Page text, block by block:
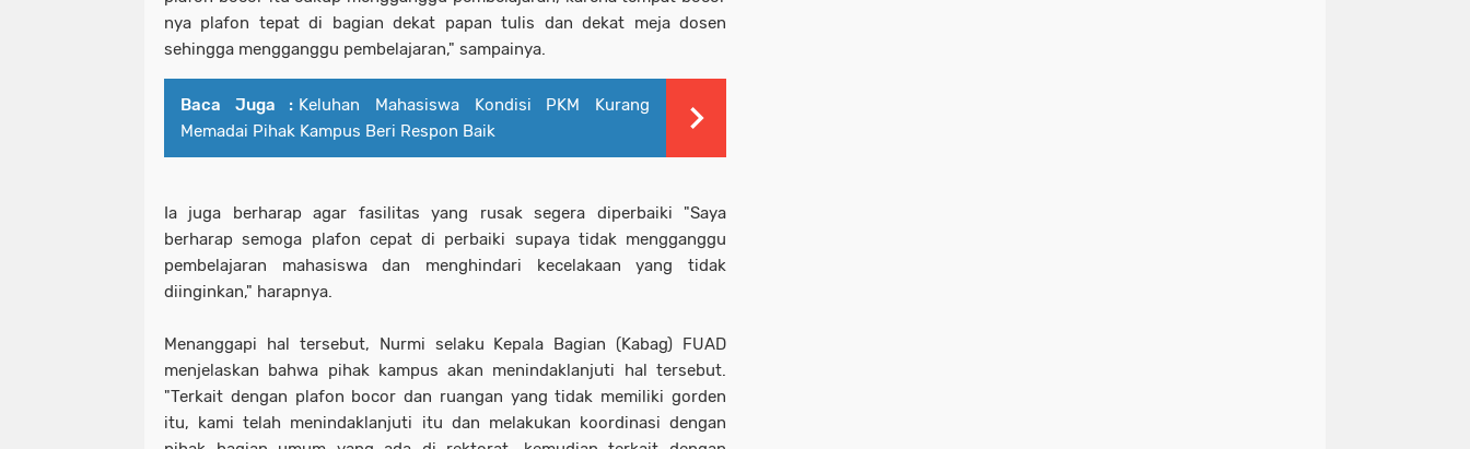
nya plafon tepat di bagian dekat papan tulis dan dekat meja dosen
sehingga mengganggu pembelajaran," sampainya.
Baca Juga : Keluhan Mahasiswa Kondisi PKM Kurang
Memadai Pihak Kampus Beri Respon Baik
Ia juga berharap agar fasilitas yang rusak segera diperbaiki "Saya
berharap semoga plafon cepat di perbaiki supaya tidak mengganggu
pembelajaran mahasiswa dan menghindari kecelakaan yang tidak
diinginkan," harapnya.
Menanggapi hal tersebut, Nurmi selaku Kepala Bagian (Kabag) FUAD
menjelaskan bahwa pihak kampus akan menindaklanjuti hal tersebut.
"Terkait dengan plafon bocor dan ruangan yang tidak memiliki gorden
itu, kami telah menindaklanjuti itu dan melakukan koordinasi dengan